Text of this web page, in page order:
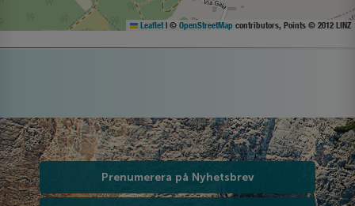
Leaflet | © OpenStreetMap contributors, Points © 2012 LINZ
Prenumerera på Nyhetsbrev